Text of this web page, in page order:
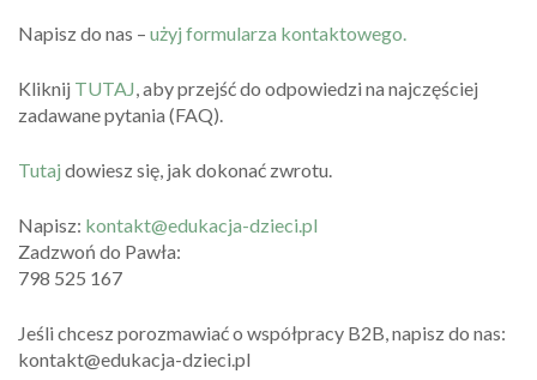
Napisz do nas – użyj formularza kontaktowego.
Kliknij TUTAJ, aby przejść do odpowiedzi na najczęściej
zadawane pytania (FAQ).
Tutaj dowiesz się, jak dokonać zwrotu.
Napisz: kontakt@edukacja-dzieci.pl
Zadzwoń do Pawła:
798 525 167
Jeśli chcesz porozmawiać o współpracy B2B, napisz do nas:
kontakt@edukacja-dzieci.pl